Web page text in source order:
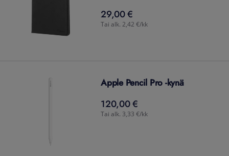
29,00 €
29,00€
Tai alk. 2,42 €/kk
Apple Pencil Pro -kynä
120,00 €
120,00€
Tai alk. 3,33 €/kk